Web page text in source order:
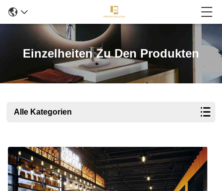
Einzelheiten Zu Den Produkten
Alle Kategorien